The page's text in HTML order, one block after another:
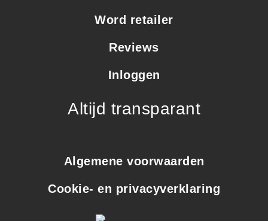
Word retailer
Reviews
Inloggen
Altijd transparant
Algemene voorwaarden
Cookie- en privacyverklaring